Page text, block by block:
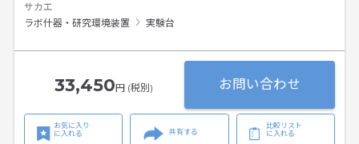
サカエ
ラボ什器・研究環境装置
実験台
33,450円 (税別) お問い合わせ
お気に入り
に入れる
共有する
比較リスト
に入れる